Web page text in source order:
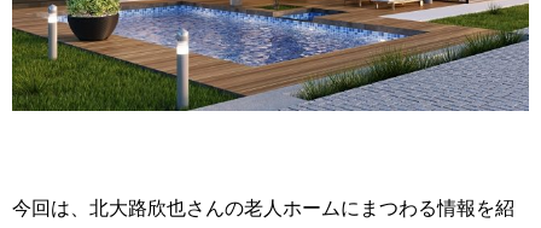
今回は、北大路欣也さんの老人ホームにまつわる情報を紹